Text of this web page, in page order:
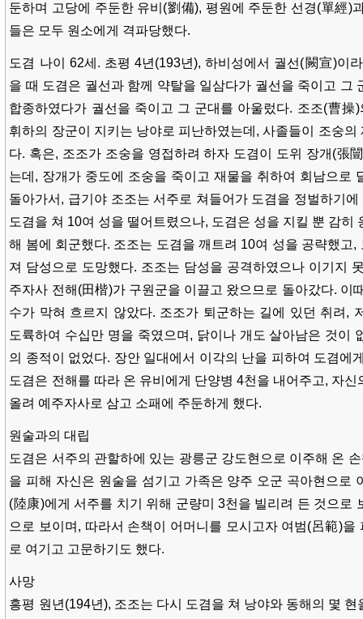
둔하며 고당에 주둔한 유비(劉備), 평원에 주둔한 선경(單經)
들은 모두 원소에게 격파당했다.
도겸 나이 62세. 초평 4년(193년), 하비성에서 궐선(闕宣)이
을 때 도겸은 궐선과 함께 약탈을 일삼다가 궐선을 죽이고 그
합종하였다가 궐선을 죽이고 그 군대를 아울렀다. 조조(曹操
휘하의 장군이 지키는 낭야로 피난하였는데, 사졸들이 조숭
다. 혹은, 조조가 조숭을 영접하려 하자 도겸이 도위 장개(張
는데, 장개가 중도에 조숭을 죽이고 재물을 취하여 회남으로
돌아가서, 급기야 조조는 서주로 쳐들어가 도겸을 정벌하기
도겸을 쳐 10여 성을 떨어트렸으나, 도겸은 성을 지킬 뿐 감히
해 봄에 회군했다. 조조는 도겸을 깨트려 10여 성을 공략했고
져 담성으로 도망했다. 조조는 담성을 공격하였으나 이기지
주자사 전해(田楷)가 구원군을 이끌고 왔으므로 돌아갔다. 이
수가 막혀 흐르지 않았다. 조조가 퇴군하는 길에 있던 취려,
도륙하여 수십만 명을 죽였으며, 닭이나 개도 살아남은 것이
의 종적이 없었다. 장안 일대에서 이각의 난을 피하여 도겸에
도겸은 전해를 따라 온 유비에게 단양병 4천을 내어주고, 자
올려 예주자사로 삼고 소패에 주둔하게 했다.
원술과의 대립
도겸은 서주의 관할하에 있는 광릉군 강도현으로 이주해 온
을 피해 자신은 원술을 섬기고 가족은 양주 오군 곡아현으로
(陸康)에게 서주를 치기 위해 군량미 3천을 빌리려 든 것으로
으로 보이며, 따라서 손책이 어머니를 모시고자 여범(呂範)을
로 여기고 고문하기도 했다.
사망
흥평 원년(194년), 조조는 다시 도겸을 쳐 낭야와 동해의 몇